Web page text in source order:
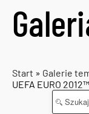
Start » Galerie
UEFA EURO 2012™